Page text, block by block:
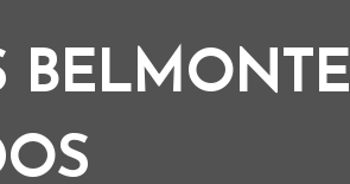
BELMONTE